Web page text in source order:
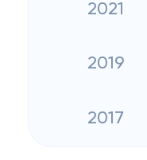
2021
2019
2017